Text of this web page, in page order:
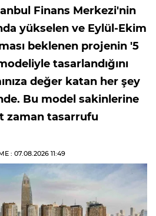
Finans Merkezi'nin
yükselen ve Eylül-Ekim
beklenen projenin '5
tasarlandığını
değer katan her şey
Bu model sakinlerine
zaman tasarrufu
: 07.08.2026 11:49